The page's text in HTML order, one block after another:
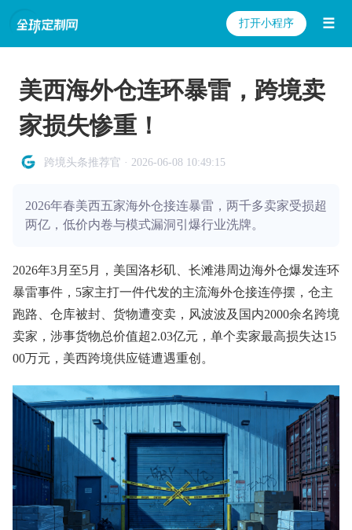
打开小程序 ☰
美西海外仓连环暴雷，跨境卖
家损失惨重！
跨境头条推荐官 · 2026-06-08 10:49:15
2026年春美西五家海外仓接连暴雷，两千多卖家受损超
两亿，低价内卷与模式漏洞引爆行业洗牌。
2026年3月至5月，美国洛杉矶、长滩港周边海外仓爆发连环
暴雷事件，5家主打一件代发的主流海外仓接连停摆，仓主
跑路、仓库被封、货物遭变卖，风波波及国内2000余名跨境
卖家，涉事货物总价值超2.03亿元，单个卖家最高损失达15
00万元，美西跨境供应链遭遇重创。